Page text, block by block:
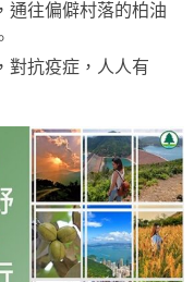
通往偏僻村落的柏油
對抗疫症，人人有